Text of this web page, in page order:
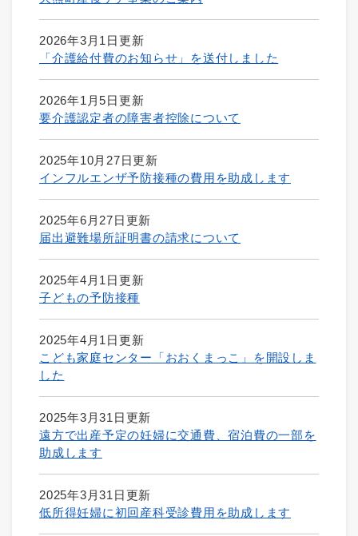
2026年3月1日更新
「介護給付費のお知らせ」を送付しました
2026年1月5日更新
要介護認定者の障害者控除について
2025年10月27日更新
インフルエンザ予防接種の費用を助成します
2025年6月27日更新
届出避難場所証明書の請求について
2025年4月1日更新
子どもの予防接種
2025年4月1日更新
こども家庭センター「おおくまっこ」を開設しま
した
2025年3月31日更新
遠方で出産予定の妊婦に交通費、宿泊費の一部を
助成します
2025年3月31日更新
低所得妊婦に初回産科受診費用を助成します